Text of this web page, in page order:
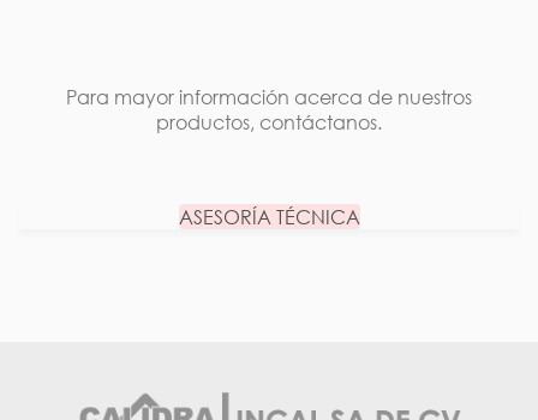
Para mayor información acerca de nuestros
productos, contáctanos.
ASESORÍA TÉCNICA